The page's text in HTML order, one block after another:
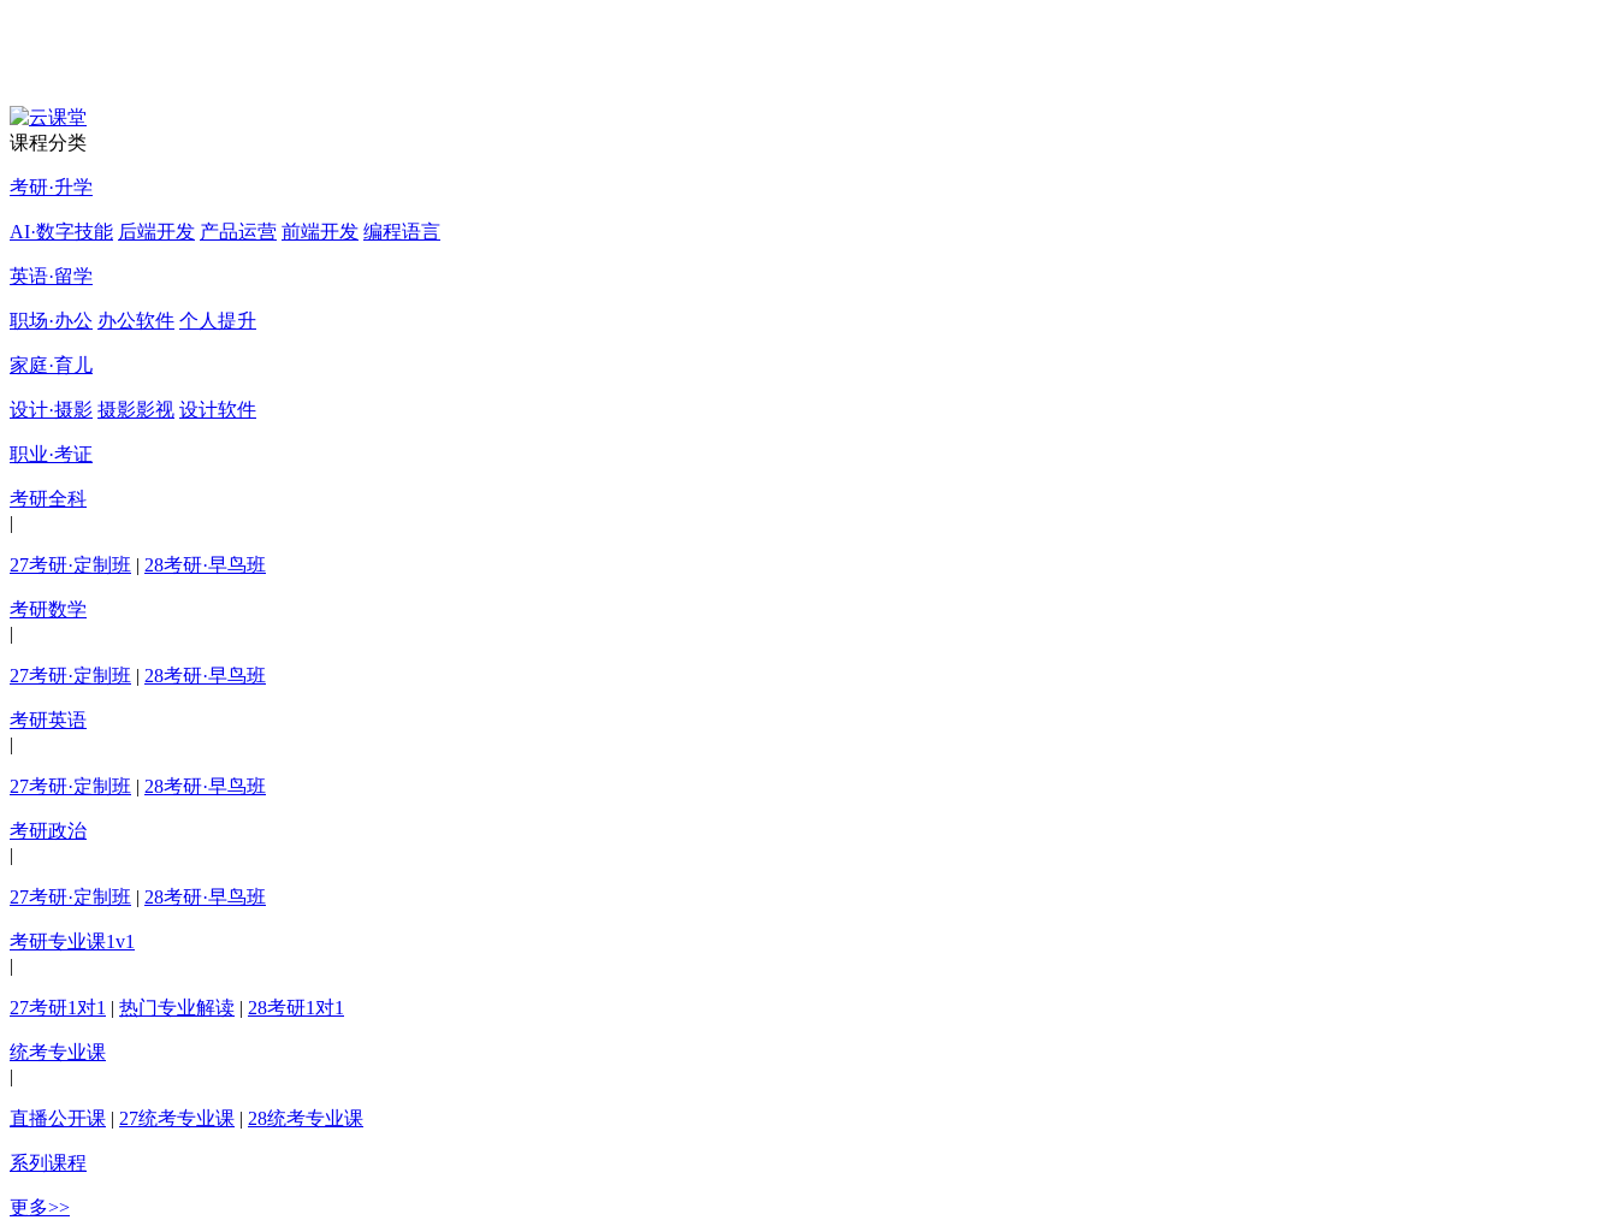
课程分类
考研·升学
AI·数字技能 后端开发 产品运营 前端开发 编程语言
英语·留学
职场·办公 办公软件 个人提升
家庭·育儿
设计·摄影 摄影影视 设计软件
职业·考证
考研全科
|
27考研·定制班 | 28考研·早鸟班
考研数学
|
27考研·定制班 | 28考研·早鸟班
考研英语
|
27考研·定制班 | 28考研·早鸟班
考研政治
|
27考研·定制班 | 28考研·早鸟班
考研专业课1v1
|
27考研1对1 | 热门专业解读 | 28考研1对1
统考专业课
|
直播公开课 | 27统考专业课 | 28统考专业课
系列课程
更多>>